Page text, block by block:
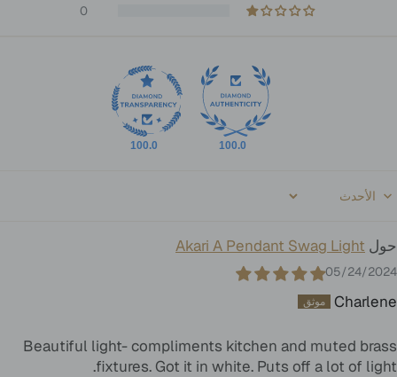
0
100.0
100.0
Sort by
Akari A Pendant Swag Light
05/24/2024
Charlene
Beautiful light- compliments kitchen and muted brass
fixtures. Got it in white. Puts off a lot of light.